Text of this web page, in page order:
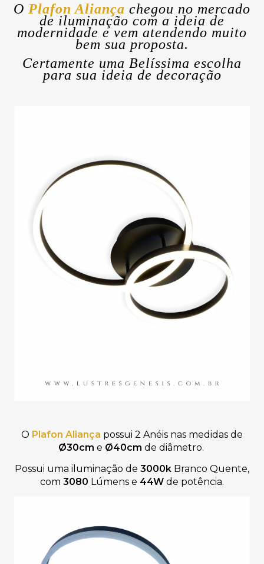
O Plafon Aliança chegou no mercado
de iluminação com a ideia de
modernidade e vem atendendo muito
bem sua proposta.
Certamente uma Belíssima escolha
para sua ideia de decoração
O Plafon Aliança possui 2 Anéis nas medidas de
Ø30cm e Ø40cm de diâmetro.
Possui uma iluminação de 3000k Branco Quente,
com 3080 Lúmens e 44W de potência.